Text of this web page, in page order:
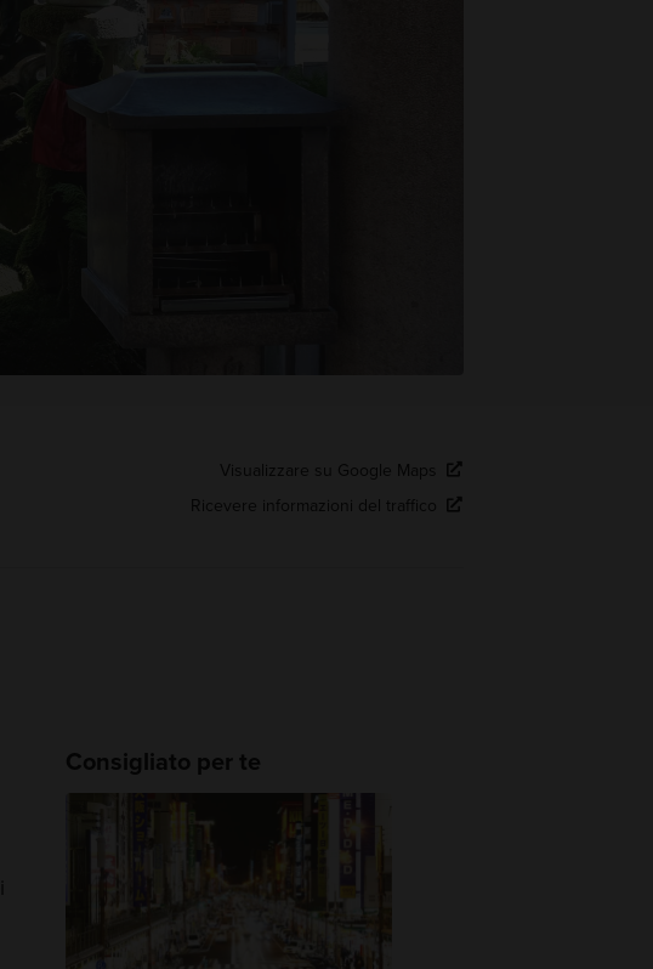
Visualizzare su Google Maps
Ricevere informazioni del traffico
Consigliato per te